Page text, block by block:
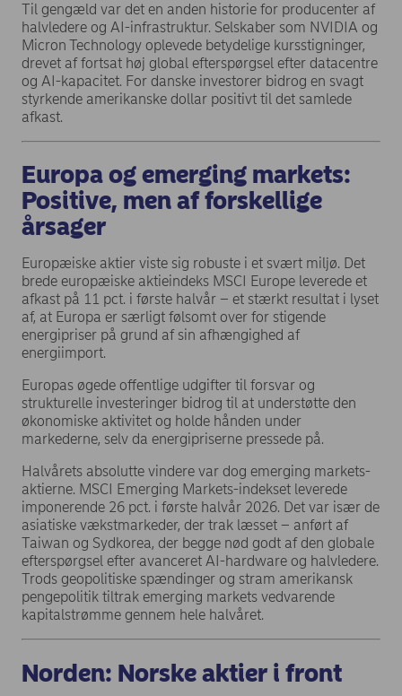
Til gengæld var det en anden historie for producenter af
halvledere og AI-infrastruktur. Selskaber som NVIDIA og
Micron Technology oplevede betydelige kursstigninger,
drevet af fortsat høj global efterspørgsel efter datacentre
og AI-kapacitet. For danske investorer bidrog en svagt
styrkende amerikanske dollar positivt til det samlede
afkast.
Europa og emerging markets:
Positive, men af forskellige
årsager
Europæiske aktier viste sig robuste i et svært miljø. Det
brede europæiske aktieindeks MSCI Europe leverede et
afkast på 11 pct. i første halvår – et stærkt resultat i lyset
af, at Europa er særligt følsomt over for stigende
energipriser på grund af sin afhængighed af
energiimport.
Europas øgede offentlige udgifter til forsvar og
strukturelle investeringer bidrog til at understøtte den
økonomiske aktivitet og holde hånden under
markederne, selv da energipriserne pressede på.
Halvårets absolutte vindere var dog emerging markets-
aktierne. MSCI Emerging Markets-indekset leverede
imponerende 26 pct. i første halvår 2026. Det var især de
asiatiske vækstmarkeder, der trak læsset – anført af
Taiwan og Sydkorea, der begge nød godt af den globale
efterspørgsel efter avanceret AI-hardware og halvledere.
Trods geopolitiske spændinger og stram amerikansk
pengepolitik tiltrak emerging markets vedvarende
kapitalstrømme gennem hele halvåret.
Norden: Norske aktier i front